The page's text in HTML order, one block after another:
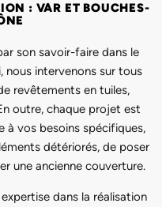
: VAR ET BOUCHES-
son savoir-faire dans le
nous intervenons sur tous
revêtements en tuiles,
outre, chaque projet est
à vos besoins spécifiques,
détériorés, de poser
une ancienne couverture.
dans la réalisation